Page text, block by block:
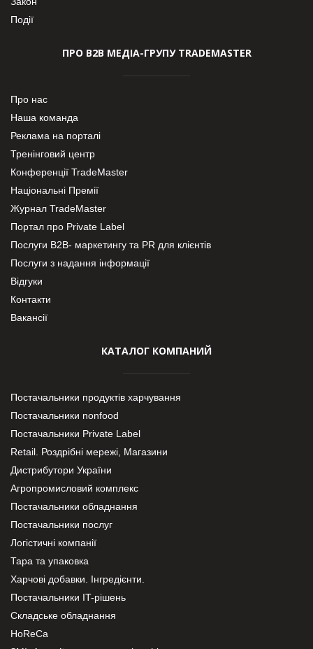
Події
ПРО В2В МЕДІА-ГРУПУ TRADEMASTER
Про нас
Наша команда
Реклама на порталі
Тренінговий центр
Конференції TradeMaster
Національні Премії
Журнал TradeMaster
Портал про Private Label
Послуги В2В- маркетингу та PR для клієнтів
Послуги з надання інформації
Відгуки
Контакти
Вакансії
КАТАЛОГ КОМПАНИЙ
Постачальники продуктів харчування
Постачальники nonfood
Постачальники Private Label
Retail. Роздрібні мережі, Магазини
Дистрибутори України
Агропромисловий комплекс
Постачальники обладнання
Постачальники послуг
Логістичні компанії
Тара та упаковка
Харчові добавки. Інгредієнти.
Постачальники IT-рішень
Складське обладнання
HoReCa